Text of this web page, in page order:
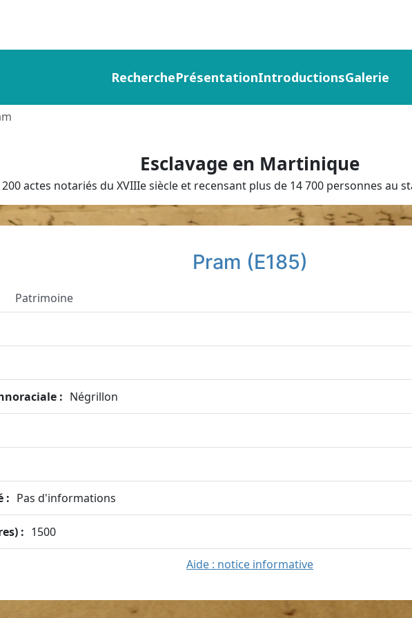
RecherchePrésentationIntroductionsGalerie
Esclavage en Martinique
actes notariés du XVIIIe siècle et recensant plus de 14 700 personnes au
Pram (E185)
Patrimoine
: Négrillon
: Pas d'informations
: 1500
Aide : notice informative